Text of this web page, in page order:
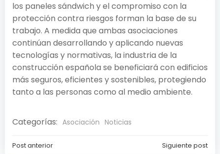
los paneles sándwich y el compromiso con la
protección contra riesgos forman la base de su
trabajo. A medida que ambas asociaciones
continúan desarrollando y aplicando nuevas
tecnologías y normativas, la industria de la
construcción española se beneficiará con edificios
más seguros, eficientes y sostenibles, protegiendo
tanto a las personas como al medio ambiente.
Categorías: Asociación Noticias
Post anterior Siguiente post